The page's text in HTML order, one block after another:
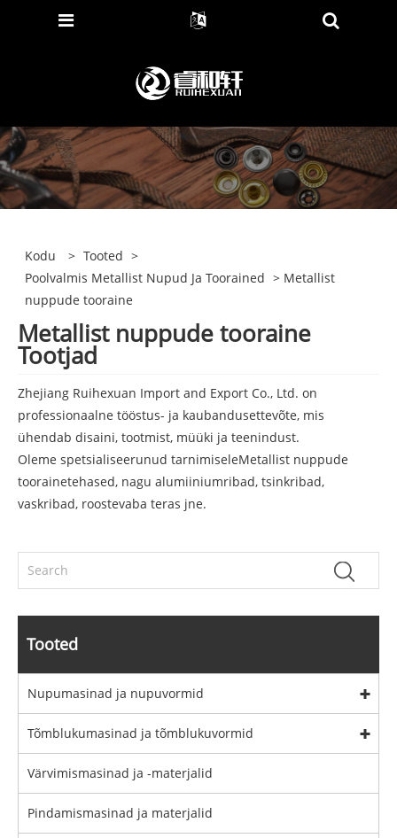
Kodu > Tooted >
Poolvalmis Metallist Nupud Ja Toorained > Metallist
nuppude tooraine
Metallist nuppude tooraine
Tootjad
Zhejiang Ruihexuan Import and Export Co., Ltd. on
professionaalne tööstus- ja kaubandusettevõte, mis
ühendab disaini, tootmist, müüki ja teenindust.
Oleme spetsialiseerunud tarnimiseleMetallist nuppude
toorainetehased, nagu alumiiniumribad, tsinkribad,
vaskribad, roostevaba teras jne.
Tooted
Nupumasinad ja nupuvormid
Tõmblukumasinad ja tõmblukuvormid
Värvimismasinad ja -materjalid
Pindamismasinad ja materjalid